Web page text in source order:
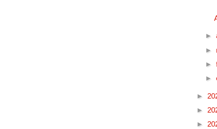
►
►
►
►
►
►
►